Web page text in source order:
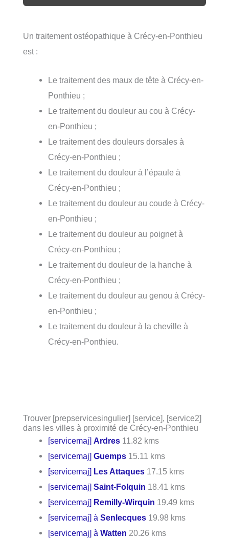
Un traitement ostéopathique à Crécy-en-Ponthieu
est :
Le traitement des maux de tête à Crécy-en-
Ponthieu ;
Le traitement du douleur au cou à Crécy-
en-Ponthieu ;
Le traitement des douleurs dorsales à
Crécy-en-Ponthieu ;
Le traitement du douleur à l’épaule à
Crécy-en-Ponthieu ;
Le traitement du douleur au coude à Crécy-
en-Ponthieu ;
Le traitement du douleur au poignet à
Crécy-en-Ponthieu ;
Le traitement du douleur de la hanche à
Crécy-en-Ponthieu ;
Le traitement du douleur au genou à Crécy-
en-Ponthieu ;
Le traitement du douleur à la cheville à
Crécy-en-Ponthieu.
Trouver [prepservicesingulier] [service], [service2]
dans les villes à proximité de Crécy-en-Ponthieu
[servicemaj]Ardres 11.82 kms
[servicemaj]Guemps 15.11 kms
[servicemaj] Les Attaques 17.15 kms
[servicemaj]Saint-Folquin 18.41 kms
[servicemaj] Remilly-Wirquin 19.49 kms
[servicemaj] àSenlecques 19.98 kms
[servicemaj] àWatten 20.26 kms